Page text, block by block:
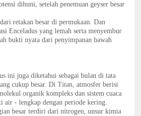
dihuni, setelah penemuan geyser besar
retakan besar di permukaan. Dan
Enceladus yang lemah serta menyembur
bukti nyata dari penyimpanan bawah
ini juga diketahui sebagai bulan di tata
cukup besar. Di Titan, atmosfer berisi
organik kompleks dan sistem cuaca
air - lengkap dengan periode kering.
besar terdiri dari nitrogen, unsur kimia